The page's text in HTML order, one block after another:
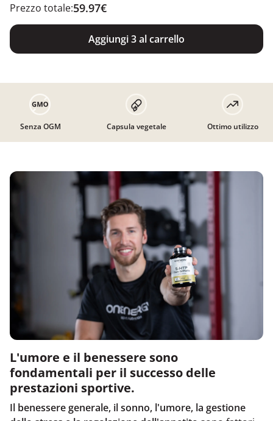
Aggiungi 3 al carrello
Prezzo totale:59.97€
Senza OGM Capsula vegetale Ottimo utilizzo
L'umore e il benessere sono
fondamentali per il successo delle
prestazioni sportive.
Il benessere generale, il sonno, l'umore, la gestione